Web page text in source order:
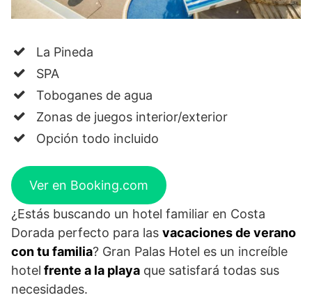
La Pineda
SPA
Toboganes de agua
Zonas de juegos interior/exterior
Opción todo incluido
Ver en Booking.com
¿Estás buscando un hotel familiar en Costa
Dorada perfecto para las vacaciones de verano
con tu familia? Gran Palas Hotel es un increíble
hotel frente a la playa que satisfará todas sus
necesidades.